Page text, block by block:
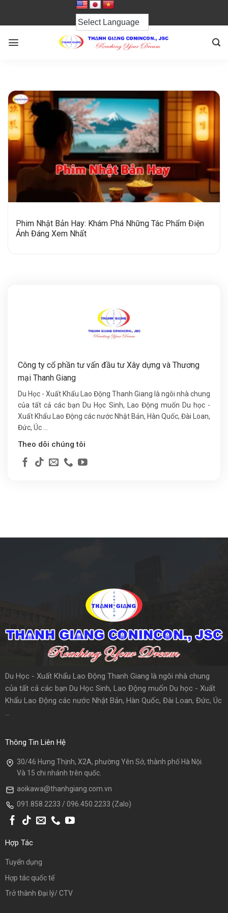
dung
Phim Nhật Bản Hay: Khám Phá Những Tác Phẩm Điện
Ảnh Đáng Xem Nhất
Công ty cổ phần tư vấn đầu tư Xây dựng và Thương
mại Thanh Giang
Du Học - Xuất Khẩu Lao Động Thanh Giang là ngôi nhà chung
của tất cả các bạn Du Học Sinh, Lao Động muốn Du học -
Xuất Khẩu Lao Động các nước Nhật Bản, Hàn Quốc, Đài Loan,
Đức, Úc ...
Theo dõi chúng tôi
Du Học - Xuất Khẩu Lao Động Thanh Giang là ngôi nhà chung
của tất cả các bạn Du Học Sinh, Lao Động muốn Du học - Xuất
Khẩu Lao Động các nước Nhật Bản, Hàn Quốc, Đài Loan, Đức, Úc
...
Thông Tin Liên Hệ
30/46 Hưng Thịnh, X2A, phường Yên Sở, thành phố Hà Nội.
Và 15 chi nhánh trên quốc.
aoikawa@thanhgiang.com.vn
091.858.2233 / 096.450.2233 (Zalo)
Hợp Tác
Tuyển dụng
Hợp tác quốc tế
Trở thành Đại lý/ CTV